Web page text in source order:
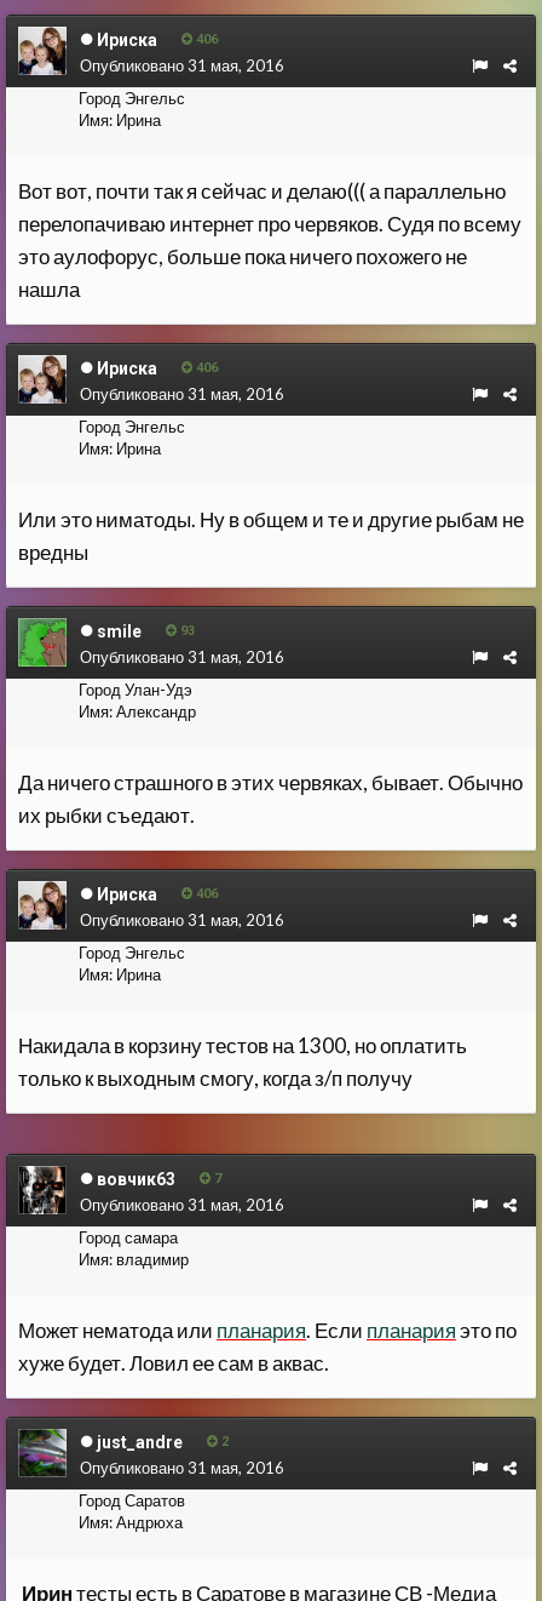
Ириска 406
Город Энгельс
Имя: Ирина
Опубликовано31 мая, 2016
Вот вот, почти так я сейчас и делаю((( а параллельно
перелопачиваю интернет про червяков. Судя по всему
это аулофорус, больше пока ничего похожего не
нашла
Ириска 406
Город Энгельс
Имя: Ирина
Опубликовано31 мая, 2016
Или это ниматоды. Ну в общем и те и другие рыбам не
вредны
smile 93
Город Улан-Удэ
Имя:Александр
Опубликовано31 мая, 2016
Да ничего страшного в этих червяках, бывает. Обычно
их рыбки съедают.
Ириска 406
Город Энгельс
Имя: Ирина
Опубликовано31 мая, 2016
Накидала в корзину тестов на 1300, но оплатить
только к выходным смогу, когда з/п получу
вовчик63 7
Город самара
Имя: владимир
Опубликовано31 мая, 2016
Может нематода или планария. Если планарияэто по
хуже будет. Ловил ее сам в аквас.
just_andre 2
Город Саратов
Имя:Андрюха
Опубликовано31 мая, 2016
Иринтесты есть в Саратове в магазине СВ -Медиа